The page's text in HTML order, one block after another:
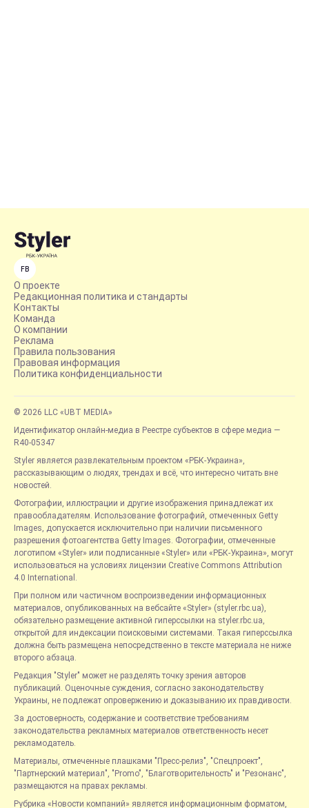
FB
О проекте
Редакционная политика и стандарты
Контакты
Команда
О компании
Реклама
Правила пользования
Правовая информация
Политика конфиденциальности
© 2026 LLC «UBT MEDIA»
Идентификатор онлайн-медиа в Реестре субъектов в сфере медиа —
R40-05347
Styler является развлекательным проектом «РБК-Украина»,
рассказывающим о людях, трендах и всё, что интересно читать вне
новостей.
Фотографии, иллюстрации и другие изображения принадлежат их
правообладателям. Использование фотографий, отмеченных Getty
Images, допускается исключительно при наличии письменного
разрешения фотоагентства Getty Images. Фотографии, отмеченные
логотипом «Styler» или подписанные «Styler» или «РБК-Украина», могут
использоваться на условиях лицензии Creative Commons Attribution
4.0 International.
При полном или частичном воспроизведении информационных
материалов, опубликованных на вебсайте «Styler» (styler.rbc.ua),
обязательно размещение активной гиперссылки на styler.rbc.ua,
открытой для индексации поисковыми системами. Такая гиперссылка
должна быть размещена непосредственно в тексте материала не ниже
второго абзаца.
Редакция "Styler" может не разделять точку зрения авторов
публикаций. Оценочные суждения, согласно законодательству
Украины, не подлежат опровержению и доказыванию их правдивости.
За достоверность, содержание и соответствие требованиям
законодательства рекламных материалов ответственность несет
рекламодатель.
Материалы, отмеченные плашками "Пресс-релиз", "Спецпроект",
"Партнерский материал", "Promo", "Благотворительность" и "Резонанс",
размещаются на правах рекламы.
Рубрика «Новости компаний» является информационным форматом,